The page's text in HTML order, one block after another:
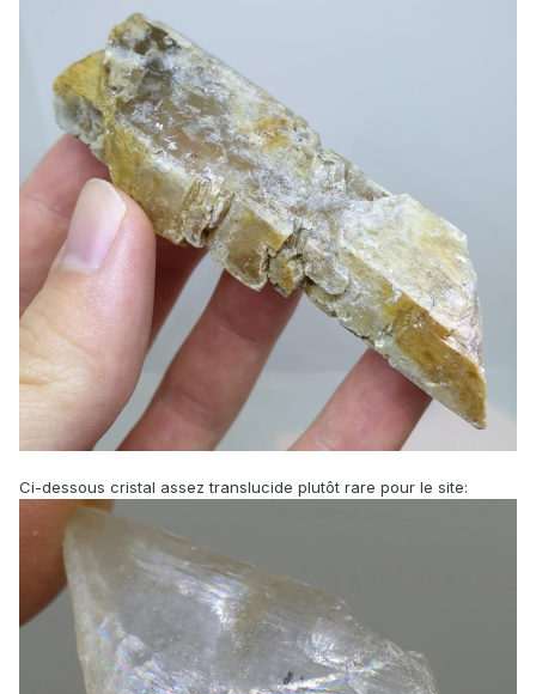
Ci-dessous cristal assez translucide plutôt rare pour le site: